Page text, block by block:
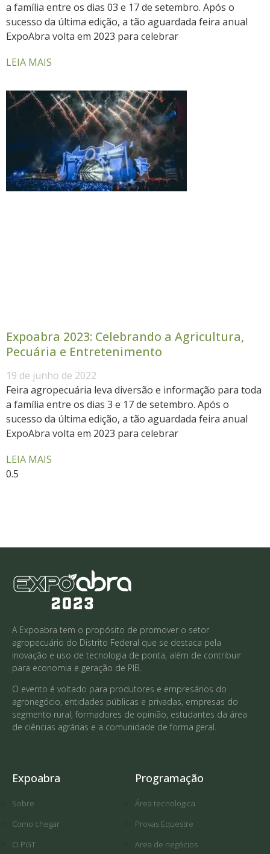
a família entre os dias 03 e 17 de setembro. Após o
sucesso da última edição, a tão aguardada feira anual
ExpoAbra volta em 2023 para celebrar
LEIA MAIS
Expoabra 2023: Celebrando a Agricultura,
Pecuária e Entretenimento
19 de junho de 2022
Feira agropecuária leva diversão e informação para toda
a família entre os dias 3 e 17 de setembro. Após o
sucesso da última edição, a tão aguardada feira anual
ExpoAbra volta em 2023 para celebrar
LEIA MAIS
A Expoabra tem o propósito de promover o setor
agropecuário do Distrito Federal que se destaca pela
inovação e uso de tecnologia de ponta, além de contribuir
para economia e geração de PIB.
O evento é voltado para produtores e empresários do
agronegócio, entidades públicas e privadas, empresas do
segmento rural, formadores de opinião, estudantes da área
de ciências agrárias e a comunidade de forma geral.
Expoabra
Sobre
Como chegar
O PGT
Programação
Área tecnologica
Provas Equestre
Area de negócios